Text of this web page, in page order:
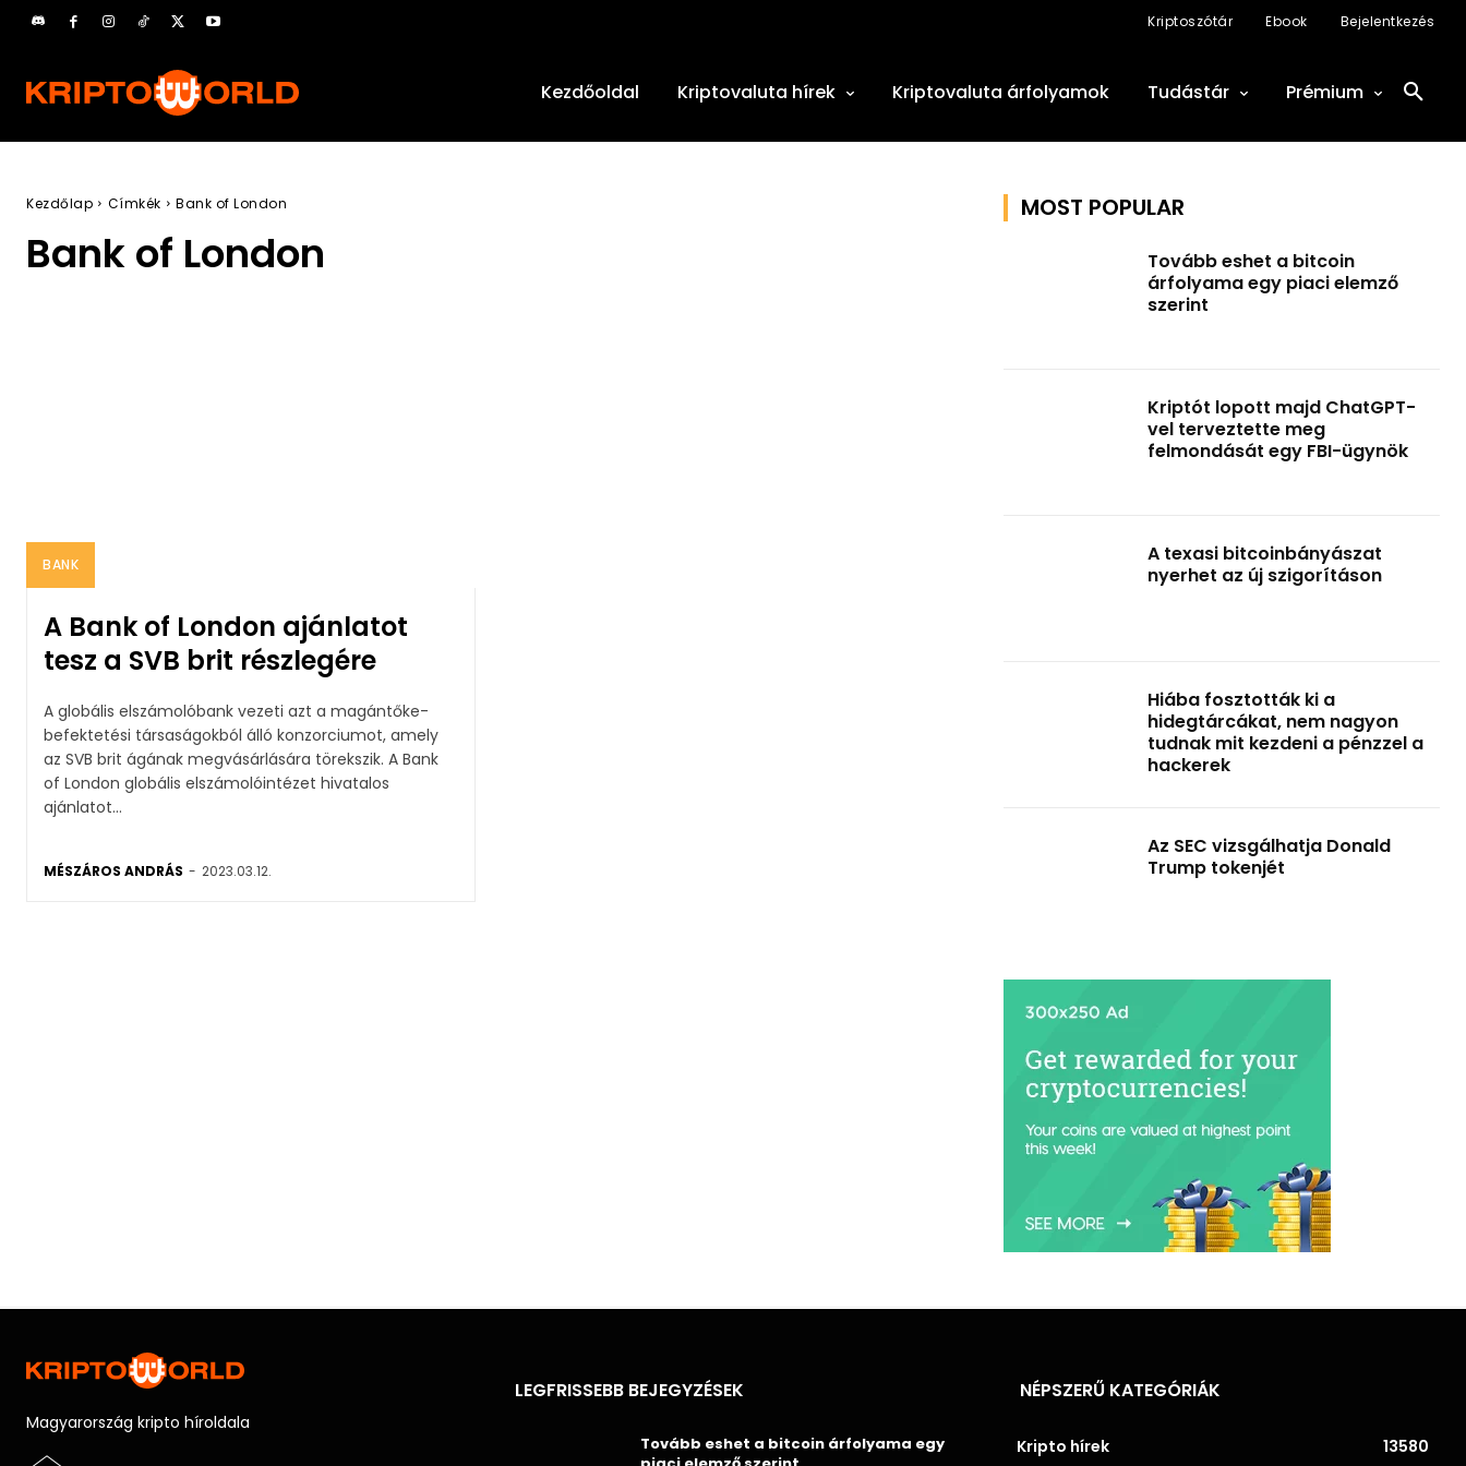
Kriptoszótár Ebook Bejelentkezés
Kezdőoldal Kriptovaluta hírek Kriptovaluta árfolyamok Tudástár Prémium
Kezdőlap Címkék Bank of London
Bank of London
BANK
A Bank of London ajánlatot
tesz a SVB brit részlegére
A globális elszámolóbank vezeti azt a magántőke-
befektetési társaságokból álló konzorciumot, amely
az SVB brit ágának megvásárlására törekszik. A Bank
of London globális elszámolóintézet hivatalos
ajánlatot...
MÉSZÁROS ANDRÁS - 2023.03.12.
MOST POPULAR
Tovább eshet a bitcoin
árfolyama egy piaci elemző
szerint
Kriptót lopott majd ChatGPT-
vel terveztette meg
felmondását egy FBI-ügynök
A texasi bitcoinbányászat
nyerhet az új szigorításon
Hiába fosztották ki a
hidegtárcákat, nem nagyon
tudnak mit kezdeni a pénzzel a
hackerek
Az SEC vizsgálhatja Donald
Trump tokenjét
Magyarország kripto híroldala
LEGFRISSEBB BEJEGYZÉSEK
Tovább eshet a bitcoin árfolyama egy
NÉPSZERŰ KATEGÓRIÁK
Kripto hírek 13580